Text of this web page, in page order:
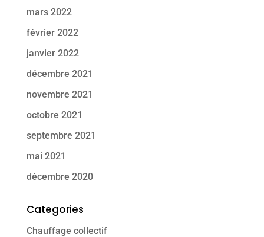
mars 2022
février 2022
janvier 2022
décembre 2021
novembre 2021
octobre 2021
septembre 2021
mai 2021
décembre 2020
Categories
Chauffage collectif